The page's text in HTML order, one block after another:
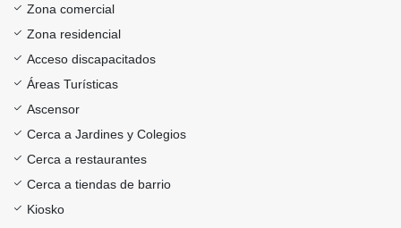
Zona comercial
Zona residencial
Acceso discapacitados
Áreas Turísticas
Ascensor
Cerca a Jardines y Colegios
Cerca a restaurantes
Cerca a tiendas de barrio
Kiosko